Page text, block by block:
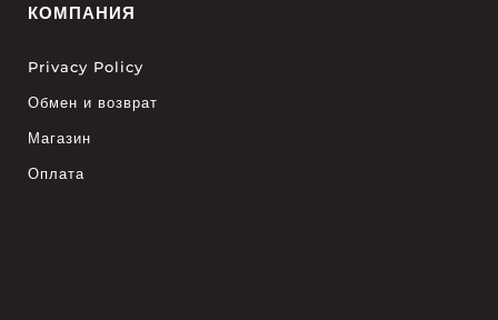
КОМПАНИЯ
Privacy Policy
Обмен и возврат
Магазин
Оплата